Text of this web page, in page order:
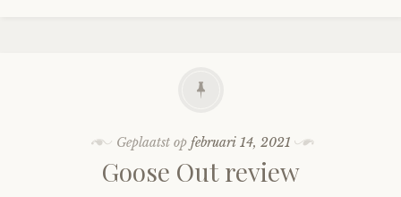
Geplaatst op februari 14, 2021
Goose Out review